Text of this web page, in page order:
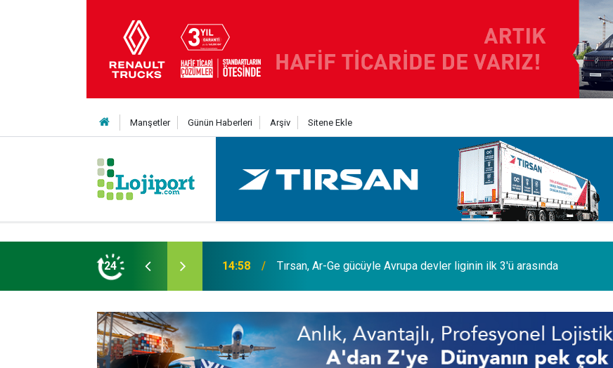
Manşetler Günün Haberleri Arşiv Sitene Ekle
24
liginin ilk 3'ü arasında 14:19 MAXUS modelleri Ağustos’a özel 1.199.000 TL’den başlayan fiyatlarla